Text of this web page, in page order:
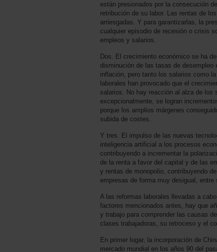
están presionados por la consecución
retribución de su labor. Las rentas de
arriesgadas. Y para garantizarlas, la
cualquier episodio de recesión o crisis
empleos y salarios.
Dos. El crecimiento económico se ha
disminución de las tasas de
inflación, pero tanto los salarios como
laborales han provocado que el
salarios. No hay reacción al alza de los
excepcionalmente, se logran
porque los amplios márgenes
subida de costes.
Y tres. El impulso de las nuevas
inteligencia artificial a los procesos
contribuyendo a incrementar la
de la renta a favor del capital y de las
y rentas de monopolio, contribuyendo
empresas de forma muy desigual,
A las reformas laborales llevadas a
factores mencionados antes, hay que
y trabajo para comprender las causas
clases trabajadoras, su retroceso y el
En primer lugar, la incorporación de
mercado mundial en los años 90 del